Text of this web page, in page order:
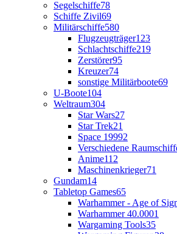
Segelschiffe78
Schiffe Zivil69
Militärschiffe580
Flugzeugträger123
Schlachtschiffe219
Zerstörer95
Kreuzer74
sonstige Militärboote69
U-Boote104
Weltraum304
Star Wars27
Star Trek21
Space 19992
Verschiedene
Anime112
Maschinenkrieger71
Gundam14
Tabletop Games65
Warhammer - Age of
Warhammer 40.0001
Wargaming Tools35